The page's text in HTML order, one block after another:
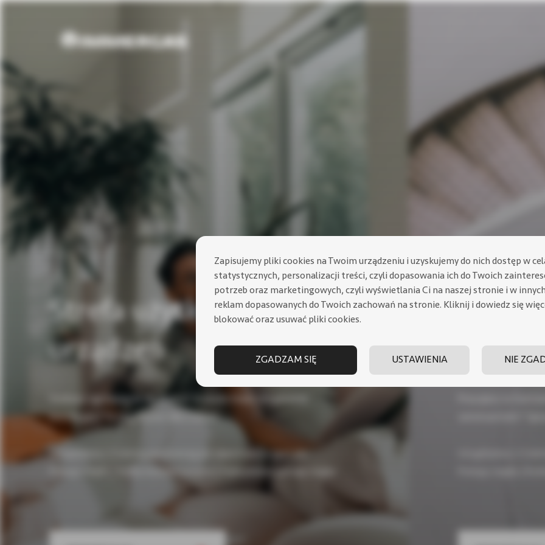
Strefa użytkownika
urządzeń
Szukasz ogrzewania do domu? A może masz urządzenie
Immergas? Ta strefa jest dla Ciebie!
Urządzenia z 5.letnią gwarancją po rejestracji w portalu.
Strefa
Zapisujemy pliki cookies na Twoim urządzeniu i uzyskujemy do nich dostęp w
statystycznych, personalizacji treści, czyli dopasowania ich do Twoich
potrzeb oraz marketingowych, czyli wyświetlania Ci na naszej stronie i w
reklam dopasowanych do Twoich zachowań na stronie. Kliknij i dowiedz się
blokować oraz usuwać pliki cookies.
ZGADZAM SIĘ USTAWIENIA NIE